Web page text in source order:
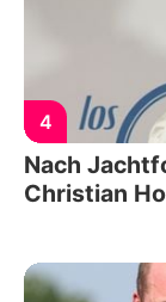
4
Nach
Christian